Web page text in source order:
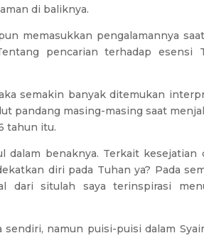
di baliknya.
memasukkan pengalamannya
pencarian terhadap esensi
semakin banyak ditemukan
pandang masing-masing saat
tahun itu.
dalam benaknya. Terkait kesejatian
diri pada Tuhan ya? Pada
dari situlah saya terinspirasi
namun puisi-puisi dalam